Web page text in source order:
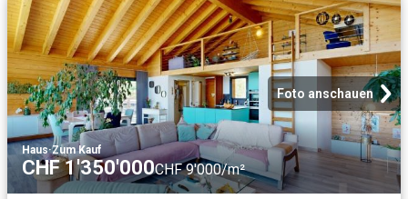
Foto anschauen
Haus·Zum Kauf
CHF 1'350'000CHF 9'000/m²